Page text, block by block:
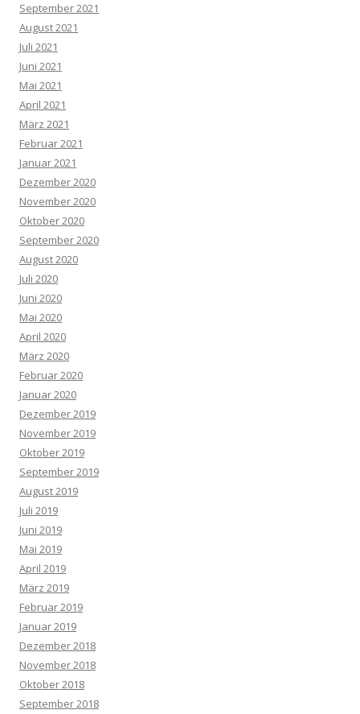
September 2021
August 2021
Juli 2021
Juni 2021
Mai 2021
April 2021
März 2021
Februar 2021
Januar 2021
Dezember 2020
November 2020
Oktober 2020
September 2020
August 2020
Juli 2020
Juni 2020
Mai 2020
April 2020
März 2020
Februar 2020
Januar 2020
Dezember 2019
November 2019
Oktober 2019
September 2019
August 2019
Juli 2019
Juni 2019
Mai 2019
April 2019
März 2019
Februar 2019
Januar 2019
Dezember 2018
November 2018
Oktober 2018
September 2018